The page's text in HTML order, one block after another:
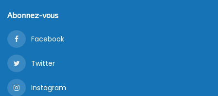
Abonnez-vous
Facebook
Twitter
Instagram